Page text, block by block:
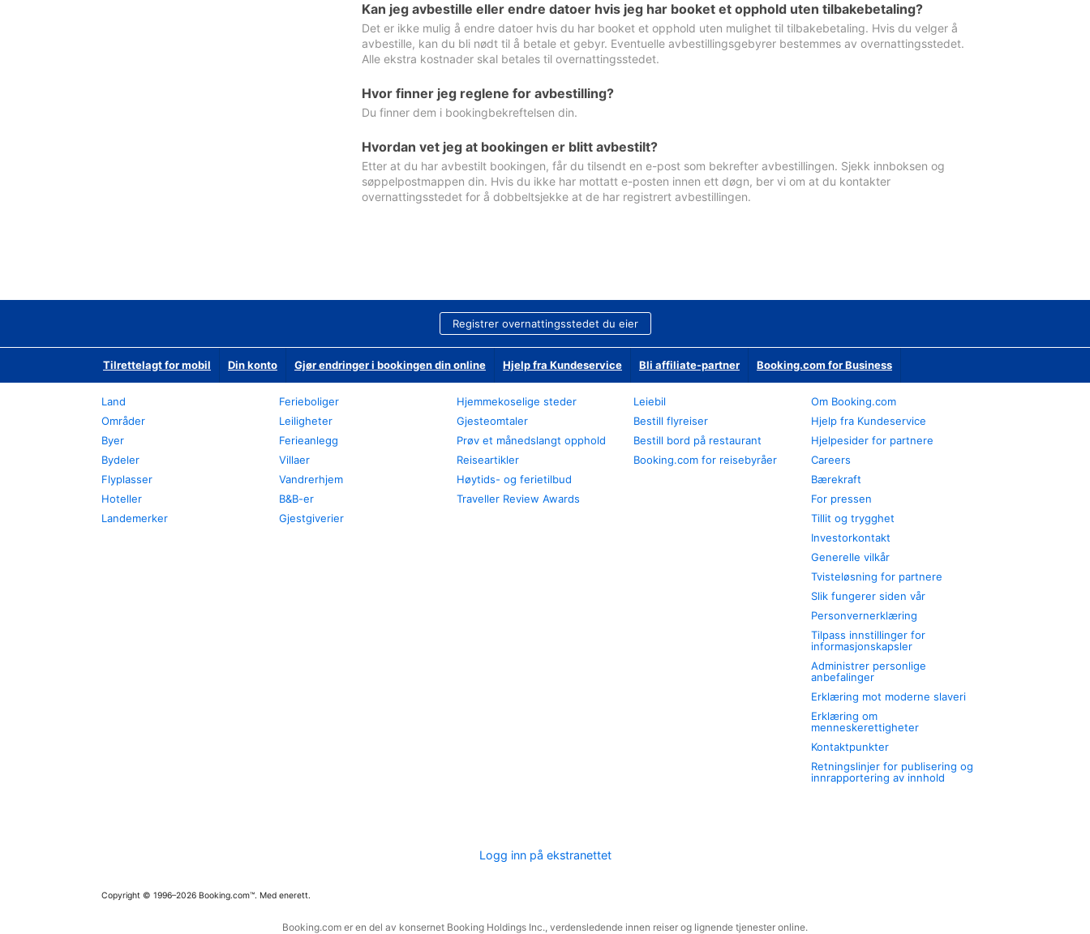
Kan jeg avbestille eller endre datoer hvis jeg har booket et opphold uten tilbakebetaling?
Det er ikke mulig å endre datoer hvis du har booket et opphold uten mulighet til tilbakebetaling. Hvis du velger å
avbestille, kan du bli nødt til å betale et gebyr. Eventuelle avbestillingsgebyrer bestemmes av overnattingsstedet.
Alle ekstra kostnader skal betales til overnattingsstedet.
Hvor finner jeg reglene for avbestilling?
Du finner dem i bookingbekreftelsen din.
Hvordan vet jeg at bookingen er blitt avbestilt?
Etter at du har avbestilt bookingen, får du tilsendt en e-post som bekrefter avbestillingen. Sjekk innboksen og
søppelpostmappen din. Hvis du ikke har mottatt e-posten innen ett døgn, ber vi om at du kontakter
overnattingsstedet for å dobbeltsjekke at de har registrert avbestillingen.
Registrer overnattingsstedet du eier
Tilrettelagt for mobil Din konto Gjør endringer i bookingen din online Hjelp fra Kundeservice Bli affiliate-partner Booking.com for Business
Land
Områder
Byer
Bydeler
Flyplasser
Hoteller
Landemerker
Ferieboliger
Leiligheter
Ferieanlegg
Villaer
Vandrerhjem
B&B-er
Gjestgiverier
Hjemmekoselige steder
Gjesteomtaler
Prøv et månedslangt opphold
Reiseartikler
Høytids- og ferietilbud
Traveller Review Awards
Leiebil
Bestill flyreiser
Bestill bord på restaurant
Booking.com for reisebyråer
Om Booking.com
Hjelp fra Kundeservice
Hjelpesider for partnere
Careers
Bærekraft
For pressen
Tillit og trygghet
Investorkontakt
Generelle vilkår
Tvisteløsning for partnere
Slik fungerer siden vår
Personvernerklæring
Tilpass innstillinger for
informasjonskapsler
Administrer personlige
anbefalinger
Erklæring mot moderne slaveri
Erklæring om
menneskerettigheter
Kontaktpunkter
Retningslinjer for publisering og
innrapportering av innhold
Logg inn på ekstranettet
Copyright © 1996–2026 Booking.com™. Med enerett.
Booking.com er en del av konsernet Booking Holdings Inc., verdensledende innen reiser og lignende tjenester online.